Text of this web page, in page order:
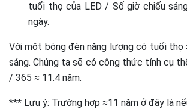
tuổi thọ của LED / Số giờ chiếu
ngày.
Với một bóng đèn năng lượng có tuổi thọ
sáng. Chúng ta sẽ có công thức tính cụ
/ 365 ≈ 11.4 năm.
*** Lưu ý: Trường hợp ≈11 năm ở đây là